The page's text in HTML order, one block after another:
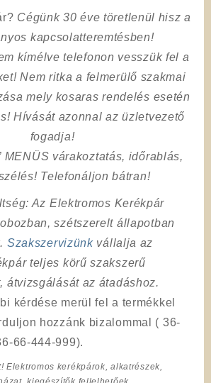
Cégünk 30 éve töretlenül hisz a
kapcsolatteremtésben!
kímélvetelefonon vesszük fel a
Nem ritka a felmerülő szakmai
mely kosaras rendelés esetén
Hívását azonnal az üzletvezető
fogadja!
MENÜS várakoztatás, időrablás,
Telefonáljon bátran!
: Az Elektromos Kerékpár
szétszerelt állapotban
Szakszervizünk vállalja az
teljes körű szakszerű
átvizsgálását az átadáshoz.
kérdése merül fel a termékkel
hozzánk bizalommal ( 36-
66-444-999).
Elektromos kerékpárok, alkatrészek,